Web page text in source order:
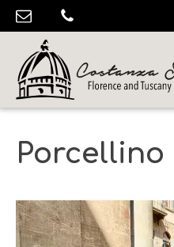
Porcellino